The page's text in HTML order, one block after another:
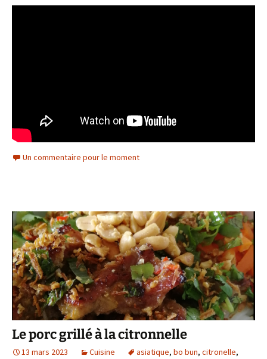
Un commentaire pour le moment
Le porc grillé à la citronnelle
13 mars 2023 Cuisine asiatique, bo bun, citronelle,